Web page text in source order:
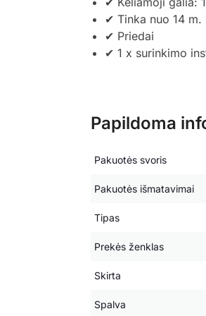
✔ Tinka nuo 14
✔ Priedai
✔ 1 x surinkimo
Papildoma
Pakuotės svoris
Pakuotės išmatavimai
Tipas
Prekės ženklas
Skirta
Spalva